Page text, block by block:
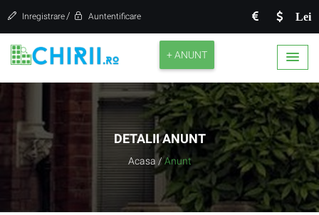
Lei
Inregistrare / Auntentificare
+ ANUNT
DETALII ANUNT
Acasa / Anunt